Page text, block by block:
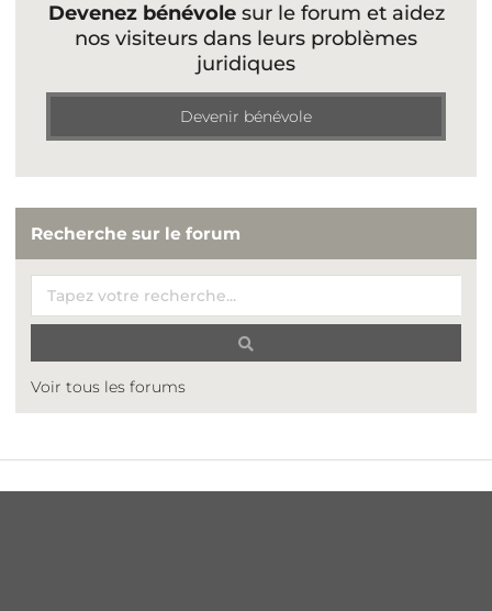
Devenez bénévolesur le forum et aidez
nos visiteurs dans leurs problèmes
juridiques
Devenir bénévole
Recherche sur le forum
Voir tous les forums